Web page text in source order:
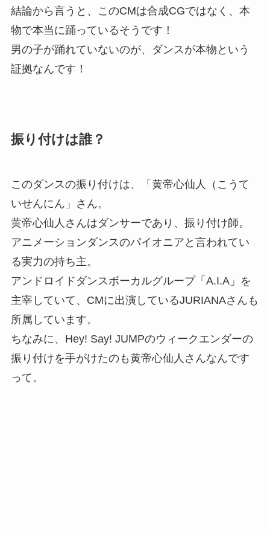
結論から言うと、このCMは合成CGではなく、本
物で本当に踊っているそうです！
男の子が踊れていないのが、ダンスが本物という
証拠なんです！
振り付けは誰？
このダンスの振り付けは、
「黄帝心仙人（こうて
いせんにん」 さん。
黄帝心仙人さんはダンサーであり、振り付け師。
アニメーションダンスのパイオニアと言われてい
る実力の持ち主。
アンドロイドダンスボーカルグループ「A.I.A」を
主宰していて、CMに出演しているJURIANAさんも
所属しています。
ちなみに、Hey! Say! JUMPのウィークエンダーの
振り付けを手がけたのも黄帝心仙人さんなんです
って。